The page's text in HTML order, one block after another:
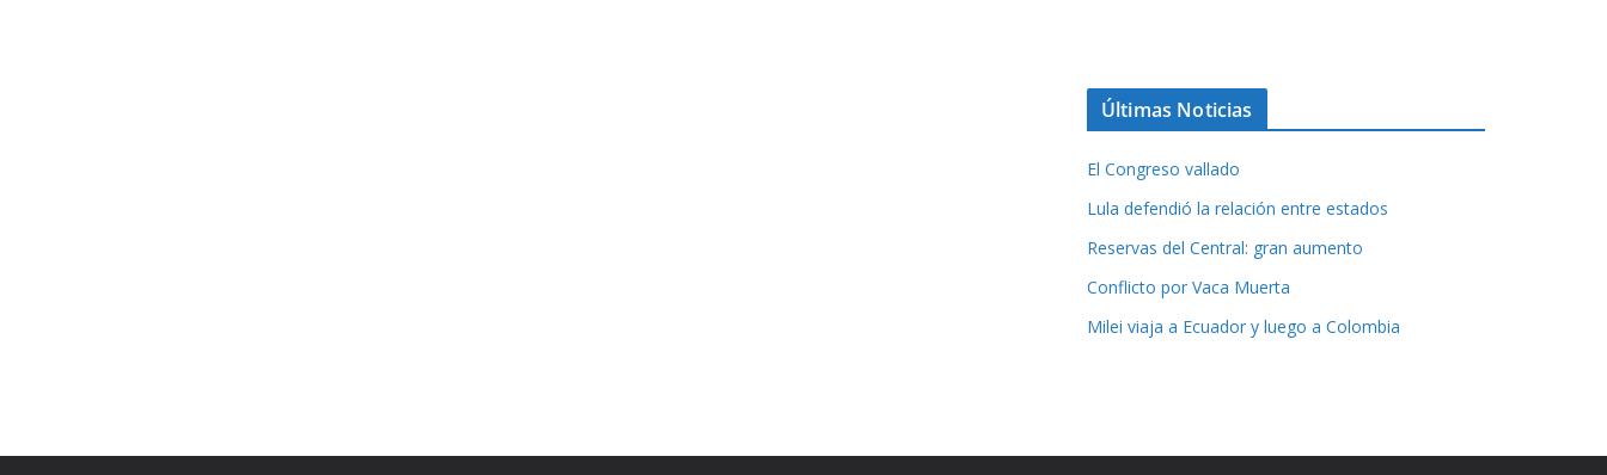
Últimas Noticias
El Congreso vallado
Lula defendió la relación entre estados
Reservas del Central: gran aumento
Conflicto por Vaca Muerta
Milei viaja a Ecuador y luego a Colombia